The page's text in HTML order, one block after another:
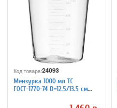
Код товара:24093
Мензурка 1000 мл ТС
ГОСТ-1770-74 D=12.5/13.5 см